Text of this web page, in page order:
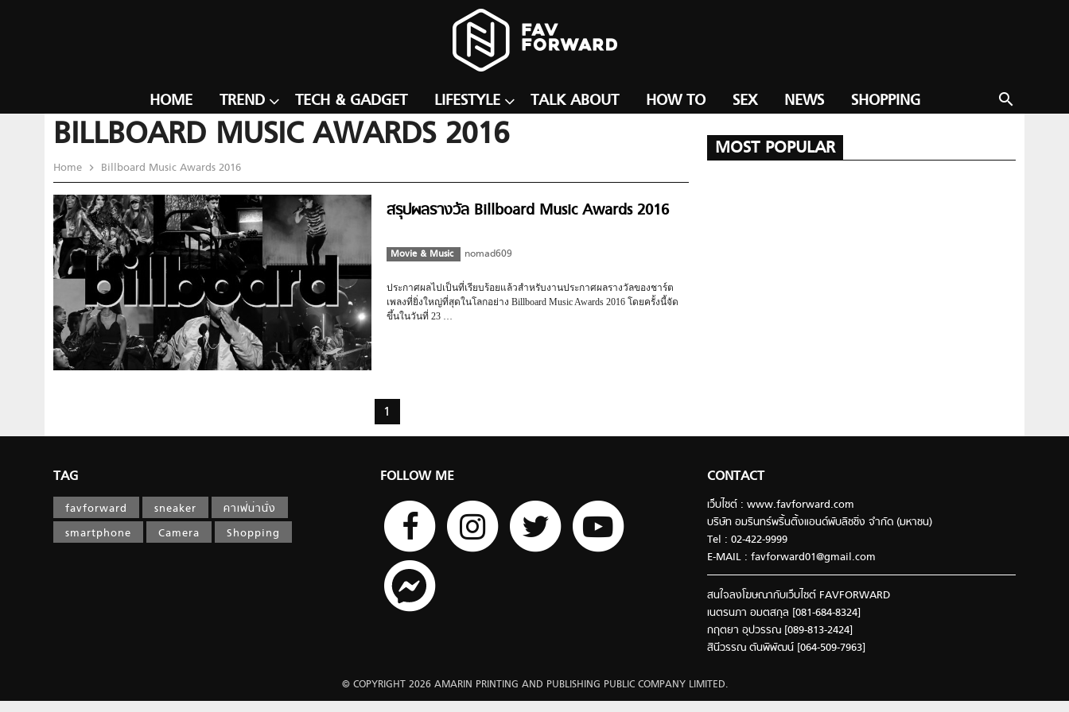
search
HOME TREND TECH & GADGET LIFESTYLE TALK ABOUT HOW TO SEX NEWS SHOPPING
BILLBOARD MUSIC AWARDS 2016
Home Billboard Music Awards 2016
สรุปผลรางวัล Billboard Music Awards 2016
Movie & Music nomad609
ประกาศผลไปเป็นที่เรียบร้อยแล้วสำหรับงานประกาศผลรางวัลของชาร์ต
เพลงที่ยิ่งใหญ่ที่สุดในโลกอย่าง Billboard Music Awards 2016 โดยครั้งนี้จัด
ขึ้นในวันที่ 23 …
1
MOST POPULAR
TAG
favforward sneaker
คาเฟ่น่านั่ง
smartphone
Camera Shopping
FOLLOW ME CONTACT
เว็บไซต์ : www.favforward.com
บริษัท อมรินทร์พริ้นติ้งแอนด์พับลิชชิ่ง จำกัด (มหาชน)
Tel : 02-422-9999
E-MAIL : favforward01@gmail.com
สนใจลงโฆษณากับเว็บไซต์ FAVFORWARD
เนตรนภา อมตสกุล [081-684-8324]
กฤตยา อุปวรรณ [089-813-2424]
สินีวรรณ ตันพิพัฒน์ [064-509-7963]
© COPYRIGHT 2026 AMARIN PRINTING AND PUBLISHING PUBLIC COMPANY LIMITED.